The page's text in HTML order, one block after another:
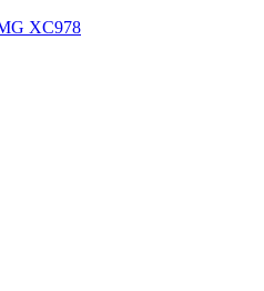
XC978